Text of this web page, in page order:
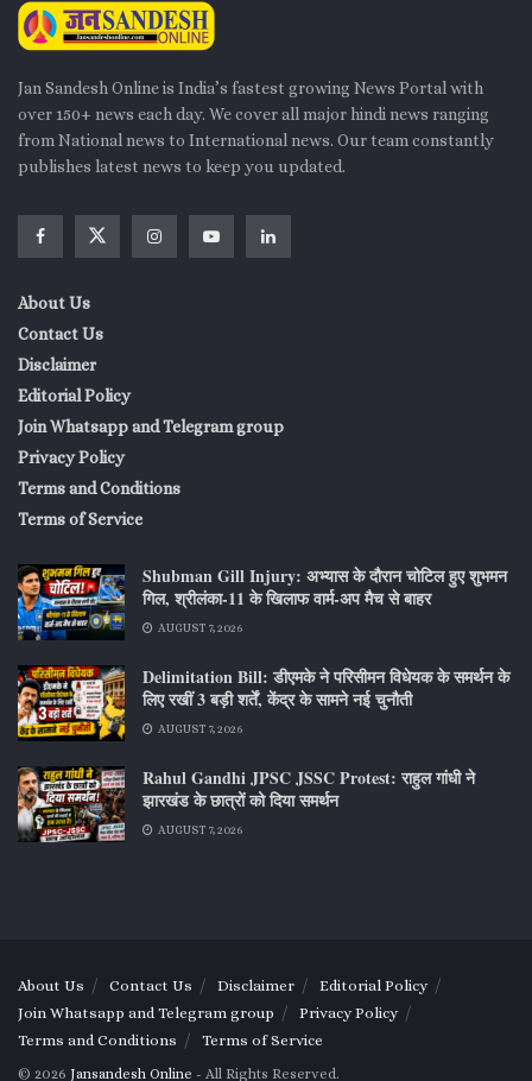
Jan Sandesh Online is India’s fastest growing News Portal with
over 150+ news each day. We cover all major hindi news ranging
from National news to International news. Our team constantly
publishes latest news to keep you updated.
About Us
Contact Us
Disclaimer
Editorial Policy
Join Whatsapp and Telegram group
Privacy Policy
Terms and Conditions
Terms of Service
Shubman Gill Injury: अभ्यास के दौरान चोटिल हुए शुभमन
गिल, श्रीलंका-11 के खिलाफ वार्म-अप मैच से बाहर
AUGUST 7, 2026
Delimitation Bill: डीएमके ने परिसीमन विधेयक के समर्थन के
लिए रखीं 3 बड़ी शर्तें, केंद्र के सामने नई चुनौती
AUGUST 7, 2026
Rahul Gandhi JPSC JSSC Protest: राहुल गांधी ने
झारखंड के छात्रों को दिया समर्थन
AUGUST 7, 2026
About Us Contact Us Disclaimer
Editorial Policy
Join Whatsapp and Telegram group
Privacy Policy
Terms and Conditions
Terms of Service
© 2026 Jansandesh Online - All Rights Reserved.